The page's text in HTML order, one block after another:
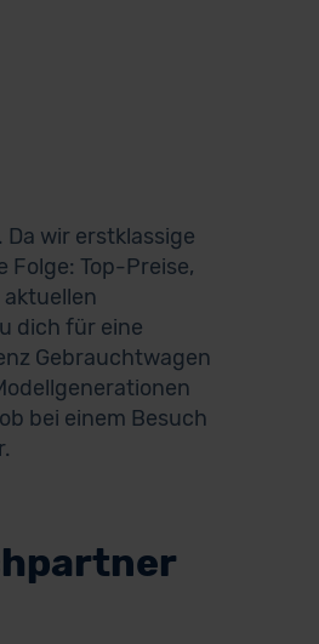
wir erstklassige
Folge: Top-Preise,
aktuellen
dich für eine
Gebrauchtwagen
bei einem Besuch